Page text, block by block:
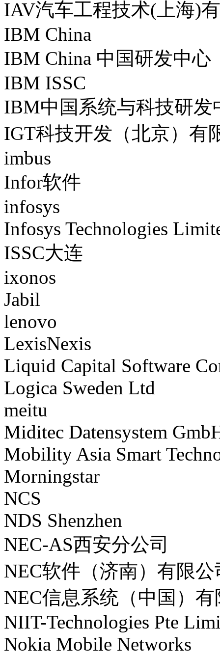
IAV汽车工程技术(上海)
IBM China
IBM China 中国研发中心
IBM ISSC
IBM中国系统与科技研发
IGT科技开发（北京）有
imbus
Infor软件
infosys
Infosys Technologies
ISSC大连
ixonos
Jabil
lenovo
LexisNexis
Liquid Capital Software
Logica Sweden Ltd
meitu
Miditec Datensystem
Mobility Asia Smart
Morningstar
NCS
NDS Shenzhen
NEC-AS西安分公司
NEC软件（济南）有限公
NEC信息系统（中国）
NIIT-Technologies Pte
Nokia Mobile Networks